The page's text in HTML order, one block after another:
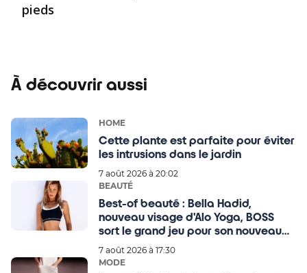
pieds
À découvrir aussi
HOME
Cette plante est parfaite pour éviter
les intrusions dans le jardin
7 août 2026 à 20:02
BEAUTÉ
Best-of beauté : Bella Hadid,
nouveau visage d'Alo Yoga, BOSS
sort le grand jeu pour son nouveau
parfum
7 août 2026 à 17:30
MODE